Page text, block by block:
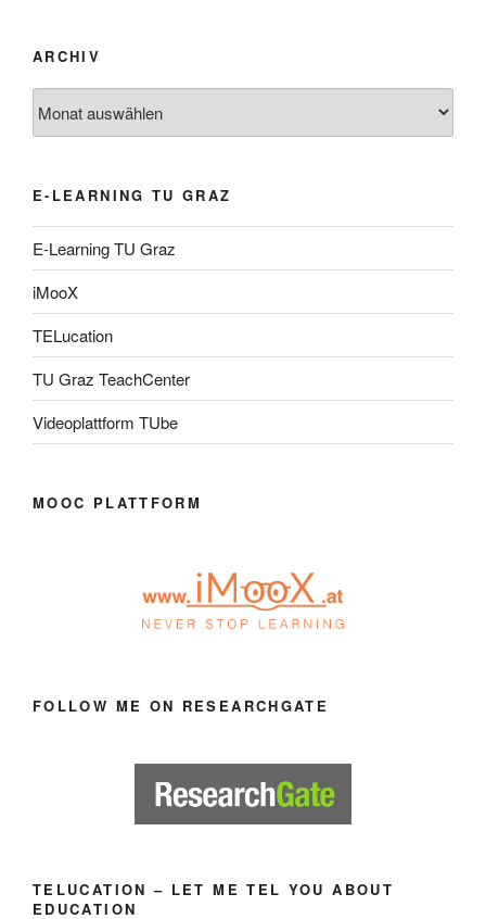
ARCHIV
E-LEARNING TU GRAZ
E-Learning TU Graz
iMooX
TELucation
TU Graz TeachCenter
Videoplattform TUbe
MOOC PLATTFORM
FOLLOW ME ON RESEARCHGATE
TELUCATION – LET ME TEL YOU ABOUT
EDUCATION